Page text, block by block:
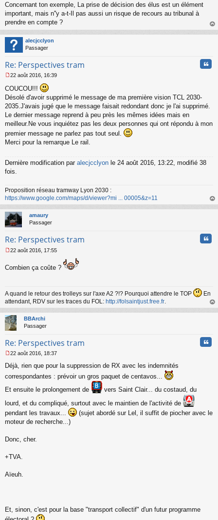
s
a
g
n
o
u
Concernant ton exemple, La prise de décision des élus est un élément
important, mais n''y a-t-Il pas aussi un risque de recours au tribunal à
prendre en compte ?
au
alecjcclyon
Passager
Re: Perspectives tram
e
s
s
a
g
e
n
u
22 août 2016, 16:39
COUCOU!!!
Désolé d'avoir supprimé le message de ma première vision TCL 2030-
2035.J'avais jugé que le message faisait redondant donc je l'ai supprimé.
Le dernier message reprend à peu près les mêmes idées mais en
meilleur.Ne vous inquiétez pas les deux personnes qui ont répondu à mon
premier message ne parlez pas tout seul.
Merci pour la remarque Le rail.
Dernière modification par alecjcclyon le 24 août 2016, 13:22, modifié 38
fois.
Proposition réseau tramway Lyon 2030 :
https://www.google.com/maps/d/viewer?mi ... 00005&z=11
au
amaury
Passager
Re: Perspectives tram
s
g
e
n
o
n
l
22 août 2016, 17:55
Combien ça coûte ?
A quand le retour des trolleys sur l'axe A2 ?!? Pourquoi attendre le TOP
En
attendant, RDV sur les traces du FOL: http://folsaintjust.free.fr
au
BBArchi
Passager
Re: Perspectives tram
e
a
e
n
u
22 août 2016, 18:37
Déjà, rien que pour la suppression de RX avec les indemnités
correspondantes : prévoir un gros paquet de centavos...
Et ensuite le prolongement de
vers Saint Clair... du costaud, du
lourd, et du compliqué, surtout avec le maintien de l'activité de
pendant les travaux...
(sujet abordé sur Lel, il suffit de piocher avec le
moteur de recherche...)
Donc, cher.
+TVA.
Aïeuh.
Et, sinon, c'est pour la base "transport collectif" d'un futur programme